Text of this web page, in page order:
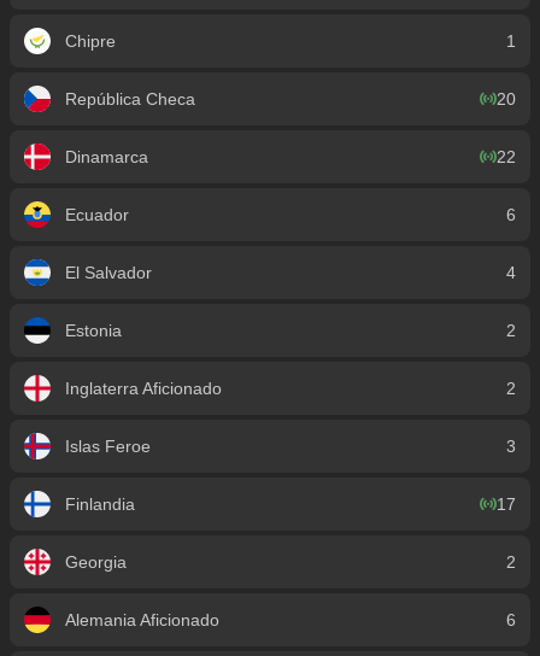
Chipre 1
República Checa 20
Dinamarca 22
Ecuador 6
El Salvador 4
Estonia 2
Inglaterra Aficionado 2
Islas Feroe 3
Finlandia 17
Georgia 2
Alemania Aficionado 6